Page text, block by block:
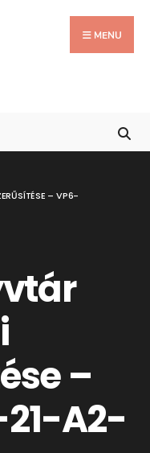
MENU
– VP6-
–
21-A2-
Close